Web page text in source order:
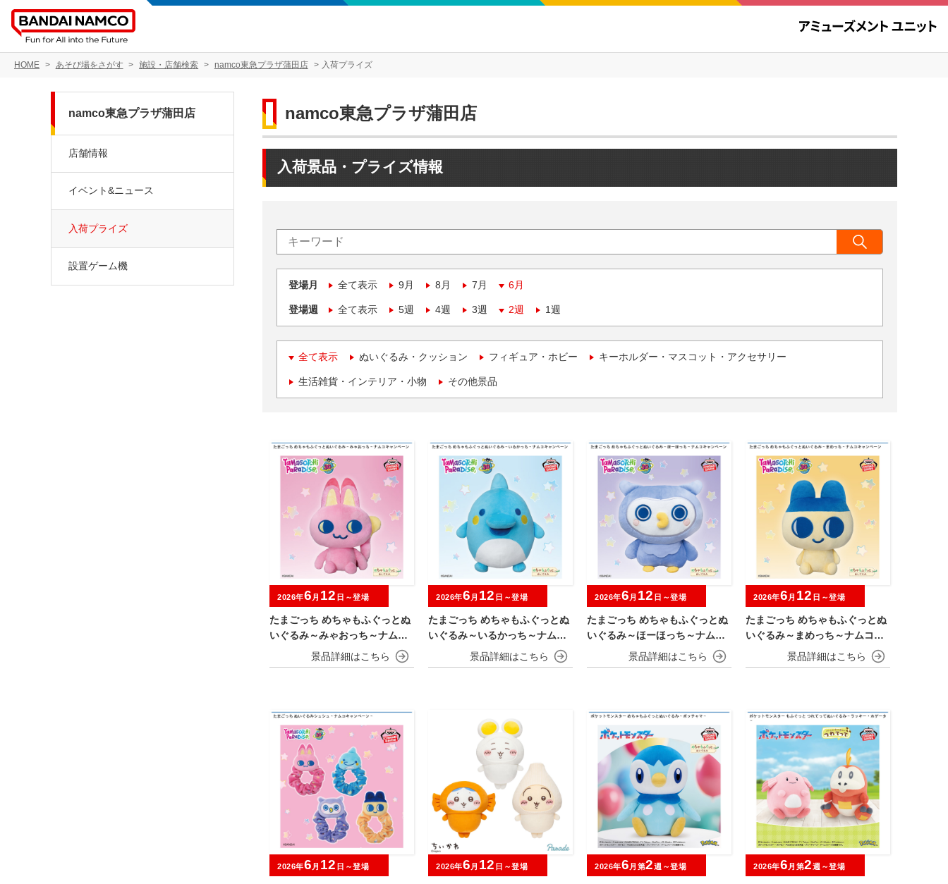
HOME あそび場をさがす 施設・店舗検索 namco東急プラザ蒲田店 入荷プライズ
namco東急プラザ蒲田店
入荷景品・プライズ情報
登場月 全て表示 9月 8月 7月 6月
登場週 全て表示 5週 4週 3週 2週 1週
全て表示 ぬいぐるみ・クッション フィギュア・ホビー キーホルダー・マスコット・アクセサリー
生活雑貨・インテリア・小物 その他景品
たまごっち めちゃもふぐっとぬ
いぐるみ～みゃおっち～ナムコ
キャンペーン
2026年6 月 12 日～登場
たまごっち めちゃもふぐっとぬ
いぐるみ～いるかっち～ナムコ
キャンペーン
2026年6 月 12 日～登場
たまごっち めちゃもふぐっとぬ
いぐるみ～ほーほっち～ナムコ
キャンペーン
2026年6 月 12 日～登場
たまごっち めちゃもふぐっとぬ
いぐるみ～まめっち～ナムコキ
ャンペーン
2026年6 月 12 日～登場
2026年6 月 12 日～登場 2026年6 月 12 日～登場 2026年6 月第2週～登場 2026年6 月第2週～登場
namco東急プラザ蒲田店
店舗情報
イベント&ニュース
入荷プライズ
設置ゲーム機